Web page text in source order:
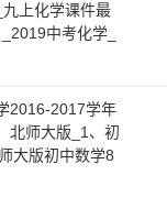
上化学课件最
中考化学_
2016-2017学年
北师大版_1、初
大版初中数学8